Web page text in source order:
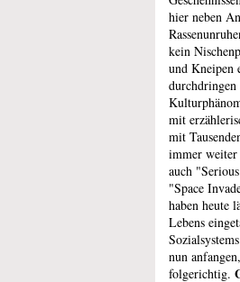
hier neben
kein
und Kneipen
durchdringen
mit
mit
immer weiter
auch
"Space
haben heute
Lebens
nun
folgerichtig.